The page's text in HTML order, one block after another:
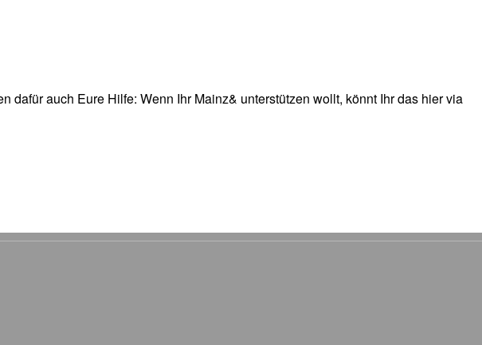
dafür auch Eure Hilfe: Wenn Ihr Mainz& unterstützen wollt, könnt Ihr das hier via